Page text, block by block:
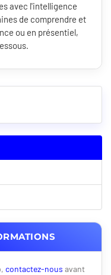
avec l'intelligence
de comprendre et
ou en présentiel,
contactez-nous avant